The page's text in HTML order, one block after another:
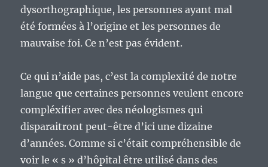
dysorthographique, les personnes ayant mal
été formées à l’origine et les personnes de
mauvaise foi. Ce n’est pas évident.
Ce qui n’aide pas, c’est la complexité de notre
langue que certaines personnes veulent encore
compléxifier avec des néologismes qui
disparaitront peut-être d’ici une dizaine
d’années. Comme si c’était compréhensible de
voir le « s » d’hôpital être utilisé dans des